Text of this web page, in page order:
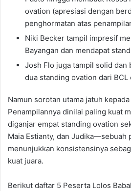
ovation (apresiasi dengan
penghormatan atas
Niki Becker tampil impresif
Bayangan dan mendapat
Josh Flo juga tampil solid dan
dua standing ovation dari BCL
Namun sorotan utama jatuh
Penampilannya dinilai paling kuat
diganjar empat standing ovation
Maia Estianty, dan Judika—sebuah
menunjukkan konsistensinya
kuat juara.
Berikut daftar 5 Peserta Lolos